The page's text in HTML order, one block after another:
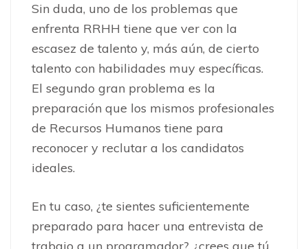
Sin duda, uno de los problemas que
enfrenta RRHH tiene que ver con la
escasez de talento y, más aún, de cierto
talento con habilidades muy específicas.
El segundo gran problema es la
preparación que los mismos profesionales
de Recursos Humanos tiene para
reconocer y reclutar a los candidatos
ideales.
En tu caso, ¿te sientes suficientemente
preparado para hacer una entrevista de